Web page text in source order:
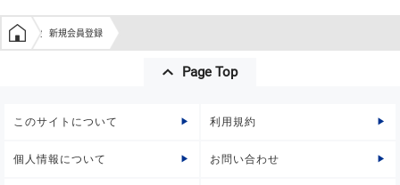
学生の窓口トップ
新規会員登録
Page Top
このサイトについて 利用規約
個人情報について お問い合わせ